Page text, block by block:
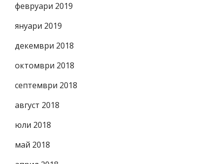
февруари 2019
януари 2019
декември 2018
октомври 2018
септември 2018
август 2018
юли 2018
май 2018